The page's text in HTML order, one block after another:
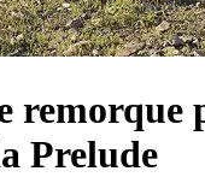
remorque
Prelude